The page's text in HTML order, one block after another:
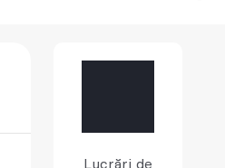
Lucrări de